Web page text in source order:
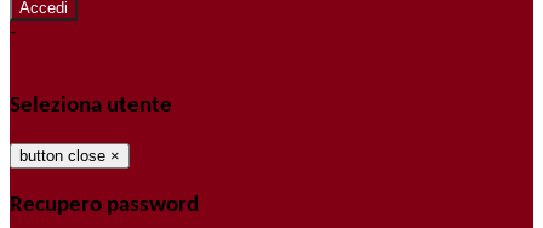
-
Seleziona utente
button close ×
Recupero password